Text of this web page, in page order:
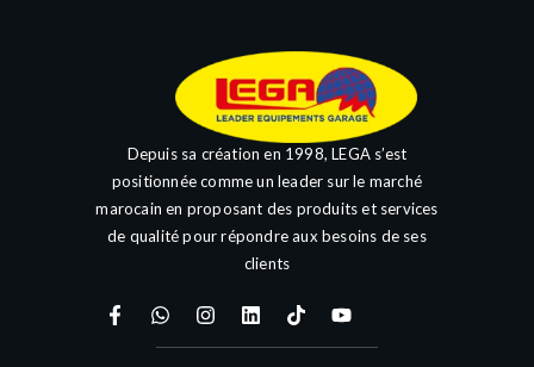
Depuis sa création en 1998, LEGA s’est
positionnée comme un leader sur le marché
marocain en proposant des produits et services
de qualité pour répondre aux besoins de ses
clients